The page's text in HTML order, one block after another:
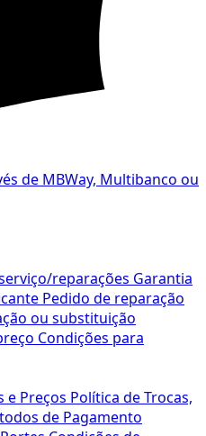
de MBWay, Multibanco ou
reparações Garantia
Pedido de reparação
ou substituição
Condições para
e Preços Política de Trocas,
de Pagamento